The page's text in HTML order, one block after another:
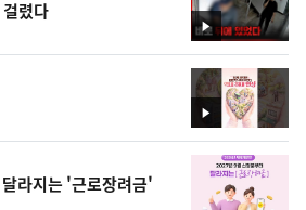
영
상
렸다
영
상
라지는 '근로장려금'